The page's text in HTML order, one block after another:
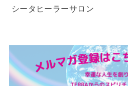
シータヒーラーサロン